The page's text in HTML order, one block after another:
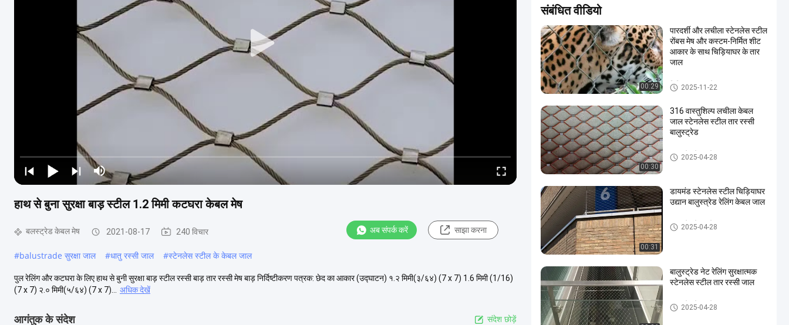
हाथ से बुना सुरक्षा बाड़ स्टील 1.2 मिमी कटघरा केबल मेष
बलस्ट्रेड केबल मेष 2021-08-17 240 विचार अब संपर्क करें साझा करना
#balustrade सुरक्षा जाल #धातु रस्सी जाल #स्टेनलेस स्टील के केबल जाल
पुल रेलिंग और कटघरा के लिए हाथ से बुनी सुरक्षा बाड़ स्टील रस्सी बाड़ तार रस्सी मेष बाड़ निर्दिष्टीकरण पत्रक: छेद का आकार (उद्घाटन) १.२ मिमी(३/६४) (7 x 7) 1.6 मिमी (1/16)
(7 x 7) २.० मिमी(५/६४) (7 x 7)...
अधिक देखें
आगंतुक के संदेश संदेश छोड़ें
संबंधित वीडियो
00:29
पारदर्शी और लचीला स्टेनलेस स्टील
रोंबस मेष और कस्टम-निर्मित शीट
आकार के साथ चिड़ियाघर के तार
जाल
चिड़ियाघर वायर मेष
2025-11-22
00:30
316 वास्तुशिल्प लचीला केबल
जाल स्टेनलेस स्टील तार रस्सी
बालुस्ट्रेड
बलस्ट्रेड केबल मेष
2025-04-28
00:31
डायमंड स्टेनलेस स्टील चिड़ियाघर
उद्यान बालुस्त्रेड रेलिंग केबल जाल
बलस्ट्रेड केबल मेष
2025-04-28
बालुस्ट्रेड नेट रेलिंग सुरक्षात्मक
स्टेनलेस स्टील तार रस्सी जाल
बलस्ट्रेड केबल मेष
2025-04-28